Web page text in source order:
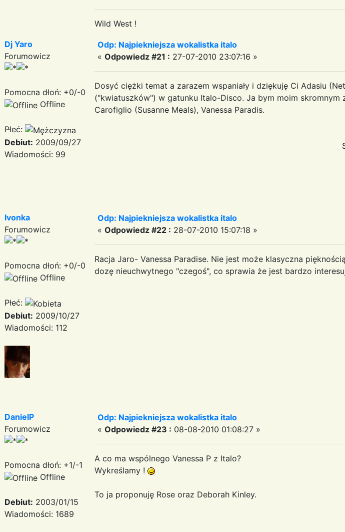
Wild West !
Dj Yaro
Forumowicz
Pomocna dłoń: +0/-0
Offline
Płeć:
Debiut: 2009/09/27
Wiadomości: 99
Odp: Najpiekniejsza wokalistka italo
« Odpowiedz #21 : 27-07-2010 23:07:16 »
Dosyć ciężki temat a zarazem wspaniały i dziękuję Ci Adasiu
("kwiatuszków") w gatunku Italo-Disco. Ja bym moim skromnym
Carofiglio (Susanne Meals), Vanessa Paradis.
Serdecznie
DJ
Ivonka
Forumowicz
Pomocna dłoń: +0/-0
Offline
Płeć:
Debiut: 2009/10/27
Wiadomości: 112
Odp: Najpiekniejsza wokalistka italo
« Odpowiedz #22 : 28-07-2010 15:07:18 »
Racja Jaro- Vanessa Paradise. Nie jest może klasyczna
dozę nieuchwytnego "czegoś", co sprawia że jest bardzo
DanielP
Forumowicz
Pomocna dłoń: +1/-1
Offline
Debiut: 2003/01/15
Wiadomości: 1689
Odp: Najpiekniejsza wokalistka italo
« Odpowiedz #23 : 08-08-2010 01:08:27 »
A co ma wspólnego Vanessa P z Italo?
Wykreślamy !
To ja proponuję Rose oraz Deborah Kinley.